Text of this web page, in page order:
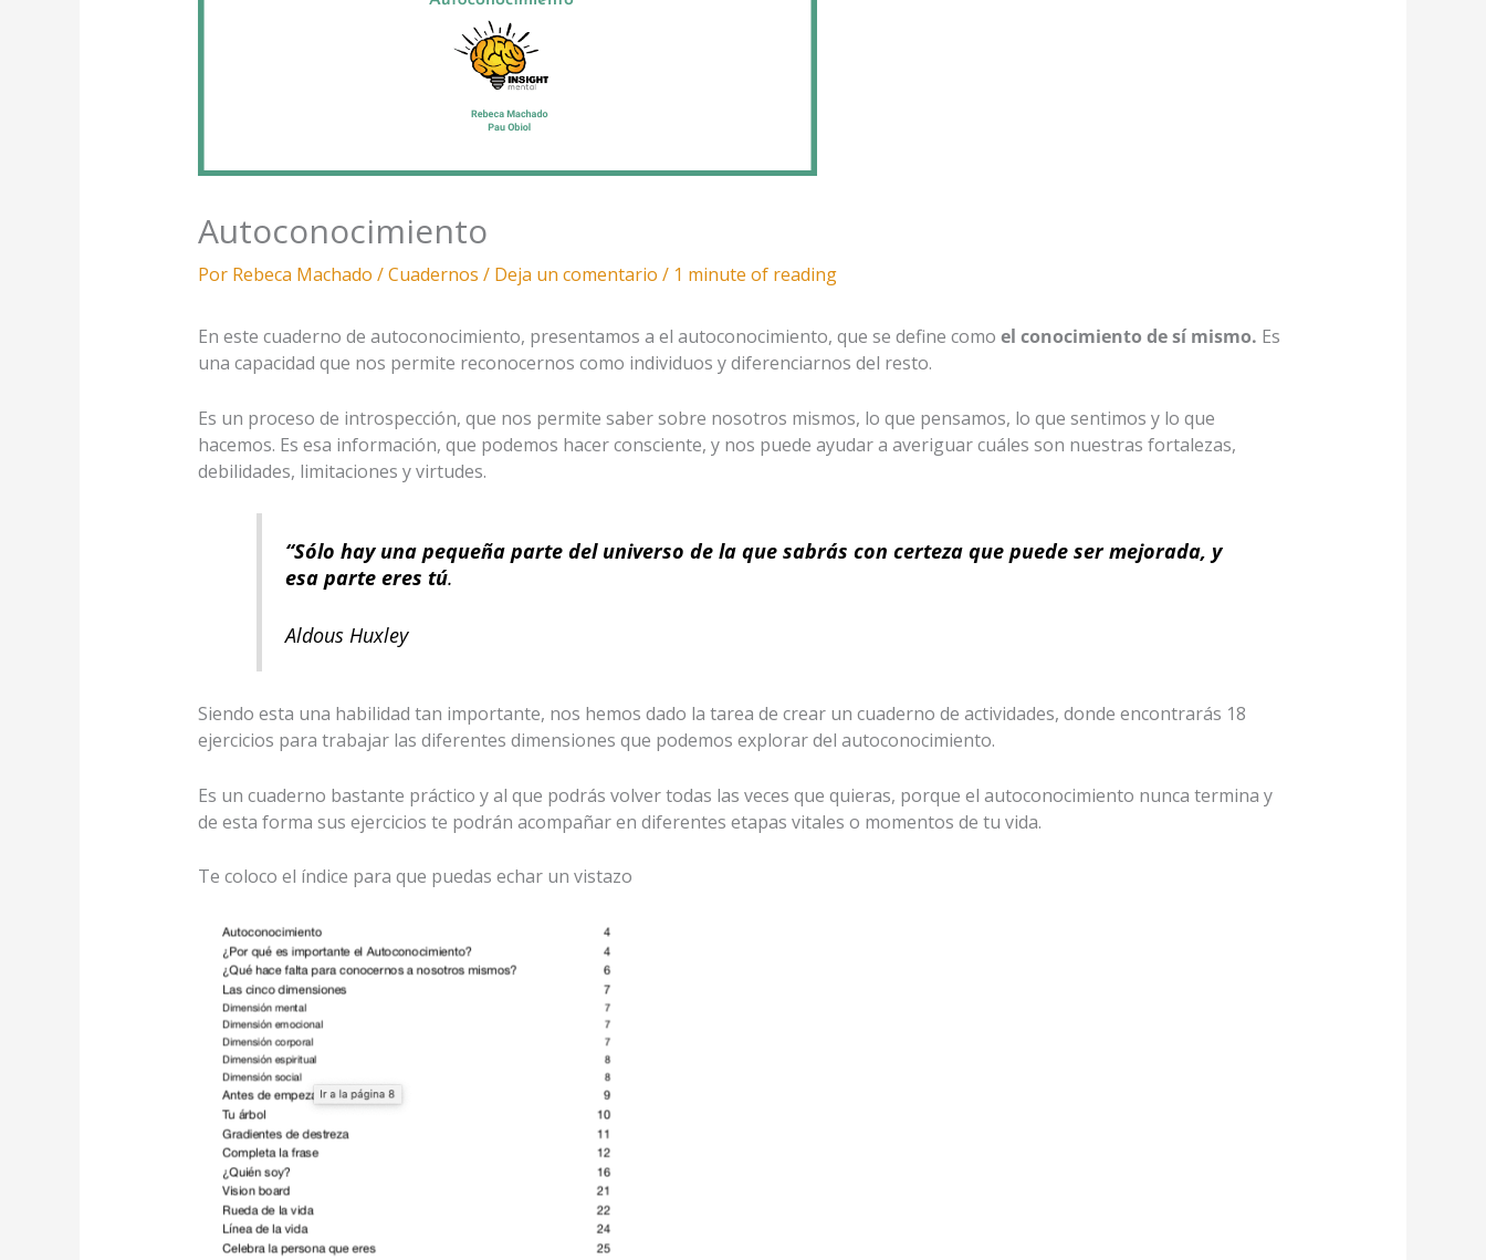
Autoconocimiento
Por Rebeca Machado /Cuadernos / Deja un comentario / 1 minute of reading
En este cuaderno de autoconocimiento, presentamos a el autoconocimiento, que se define como el conocimiento de sí mismo. Es
una capacidad que nos permite reconocernos como individuos y diferenciarnos del resto.
Es un proceso de introspección, que nos permite saber sobre nosotros mismos, lo que pensamos, lo que sentimos y lo que
hacemos. Es esa información, que podemos hacer consciente, y nos puede ayudar a averiguar cuáles son nuestras fortalezas,
debilidades, limitaciones y virtudes.
“Sólo hay una pequeña parte del universo de la que sabrás con certeza que puede ser mejorada, y
esa parte eres tú.
Aldous Huxley
Siendo esta una habilidad tan importante, nos hemos dado la tarea de crear un cuaderno de actividades, donde encontrarás 18
ejercicios para trabajar las diferentes dimensiones que podemos explorar del autoconocimiento.
Es un cuaderno bastante práctico y al que podrás volver todas las veces que quieras, porque el autoconocimiento nunca termina y
de esta forma sus ejercicios te podrán acompañar en diferentes etapas vitales o momentos de tu vida.
Te coloco el índice para que puedas echar un vistazo